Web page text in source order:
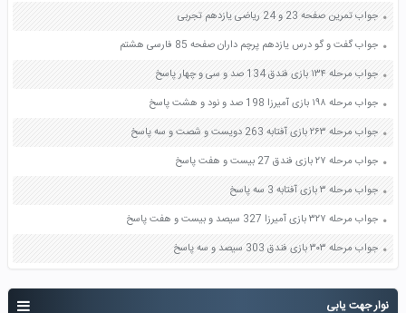
نوار جهت یابی
جواب تمرین صفحه 23 و 24 ریاضی یازدهم تجربی
جواب گفت و گو درس یازدهم پرچم داران صفحه 85 فارسی هشتم
جواب مرحله ۱۳۴ بازی فندق 134 صد و سی و چهار پاسخ
جواب مرحله ۱۹۸ بازی آمیرزا 198 صد و نود و هشت پاسخ
جواب مرحله ۲۶۳ بازی آفتابه 263 دویست و شصت و سه پاسخ
جواب مرحله ۲۷ بازی فندق 27 بیست و هفت پاسخ
جواب مرحله ۳ بازی آفتابه 3 سه پاسخ
جواب مرحله ۳۲۷ بازی آمیرزا 327 سیصد و بیست و هفت پاسخ
جواب مرحله ۳۰۳ بازی فندق 303 سیصد و سه پاسخ